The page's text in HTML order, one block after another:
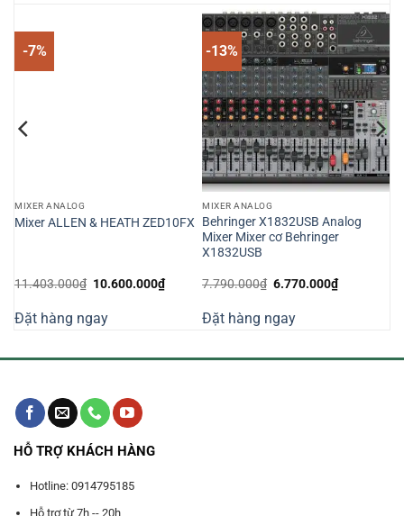
-7%
MIXER ANALOG
Mixer ALLEN & HEATH ZED10FX
11.403.000₫ Giá
11.403.000₫.
10.600.000₫Giá
hiện
10.600.000₫.
Đặt hàng ngay
-13%
MIXER ANALOG
Behringer X1832USB Analog
Mixer Mixer cơ Behringer
X1832USB
7.790.000₫ Giá
7.790.000₫.
6.770.000₫Giá
hiện
Đặt hàng ngay
HỖ TRỢ KHÁCH HÀNG
Hotline: 0914795185
Hỗ trợ từ 7h -- 20h